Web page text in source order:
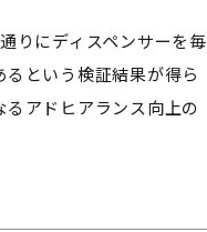
りにディスペンサーを毎
という検証結果が得ら
アドヒアランス向上の